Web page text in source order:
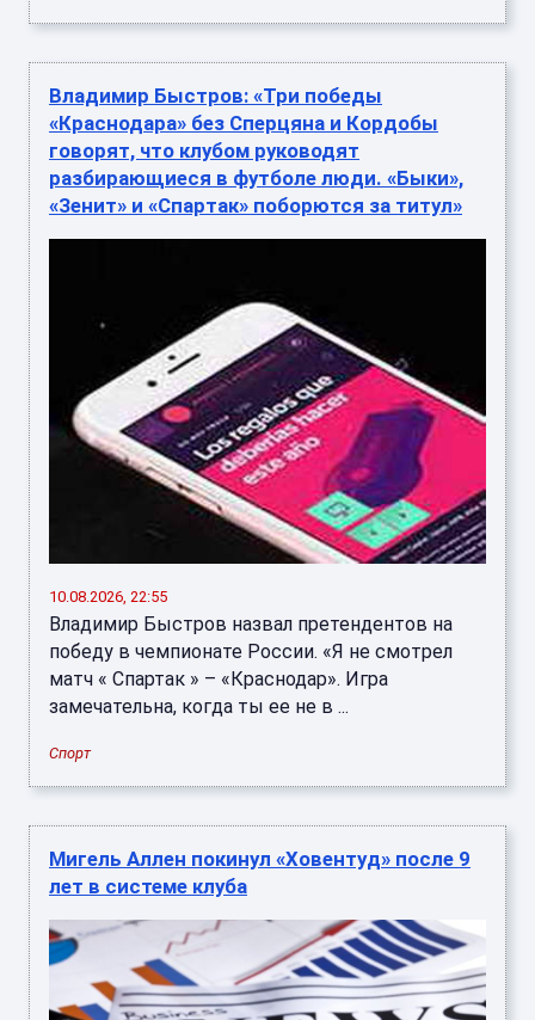
Владимир Быстров: «Три победы
«Краснодара» без Сперцяна и Кордобы
говорят, что клубом руководят
разбирающиеся в футболе люди. «Быки»,
«Зенит» и «Спартак» поборются за титул»
10.08.2026, 22:55
Владимир Быстров назвал претендентов на
победу в чемпионате России. «Я не смотрел
матч « Спартак » – «Краснодар». Игра
замечательна, когда ты ее не в ...
Спорт
Мигель Аллен покинул «Ховентуд» после 9
лет в системе клуба